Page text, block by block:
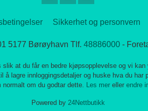
Sikkerhet og personvern
5177 Børøyhavn Tlf. 48886000 -
at du får en bedre kjøpsopplevelse og vi kan
å lagre innloggingsdetaljer og huske hva du har
om du godtar dette. Les mer eller endre
Powered by 24Nettbutikk